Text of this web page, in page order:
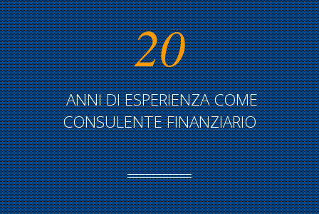
20
ANNI DI ESPERIENZA COME
CONSULENTE FINANZIARIO